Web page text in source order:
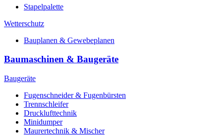
Stapelpalette
Wetterschutz
Bauplanen & Gewebeplanen
Baumaschinen & Baugeräte
Baugeräte
Fugenschneider & Fugenbürsten
Trennschleifer
Drucklufttechnik
Minidumper
Maurertechnik & Mischer